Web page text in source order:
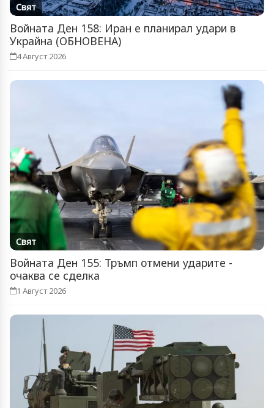
Свят
Войната Ден 158: Иран е планирал удари в
Украйна (ОБНОВЕНА)
4 Август 2026
Свят
Войната Ден 155: Тръмп отмени ударите -
очаква се сделка
1 Август 2026